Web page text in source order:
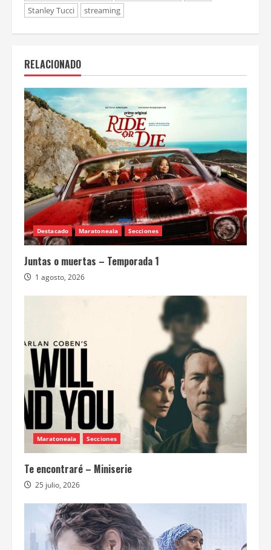
Stanley Tucci
streaming
RELACIONADO
Destacado Maratoneala Secciones
Juntas o muertas – Temporada 1
1 agosto, 2026
Maratoneala Secciones
Te encontraré – Miniserie
25 julio, 2026